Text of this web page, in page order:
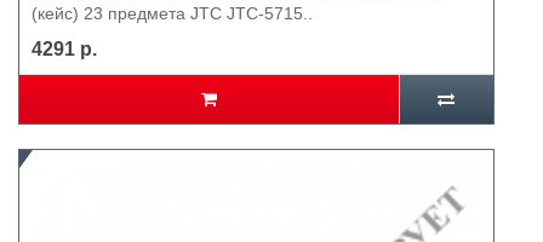
(кейс) 23 предмета JTC JTC-5715..
4291 р.